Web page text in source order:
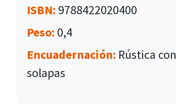
ISBN: 9788422020400
Peso: 0,4
Encuadernación: Rústica con
solapas